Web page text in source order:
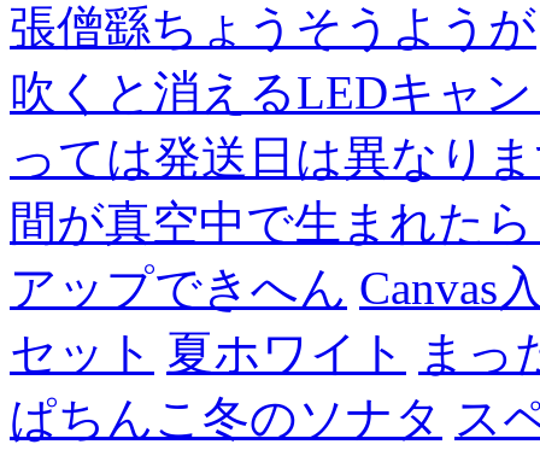
張僧繇ちょうそうようが
吹くと消えるLEDキャ
っては発送日は異なり
間が真空中で生まれた
アップできへん Canvas
セット 夏ホワイト
まっ
ぱちんこ冬のソナタ ス